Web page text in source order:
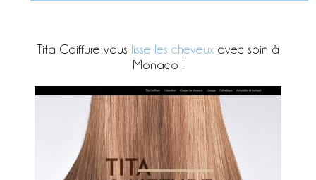
Tita Coiffure vous lisse les cheveux avec soin à
Monaco !